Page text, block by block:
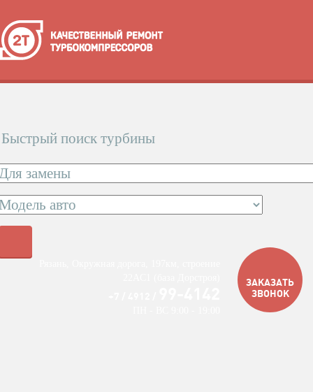
Быстрый поиск турбины
ЗАКАЗАТЬ
ЗВОНОК